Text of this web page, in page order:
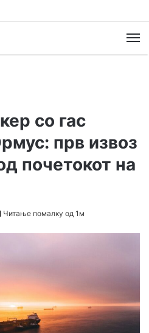
со гас
прв извоз
почетокот на
Читање помалку од 1м